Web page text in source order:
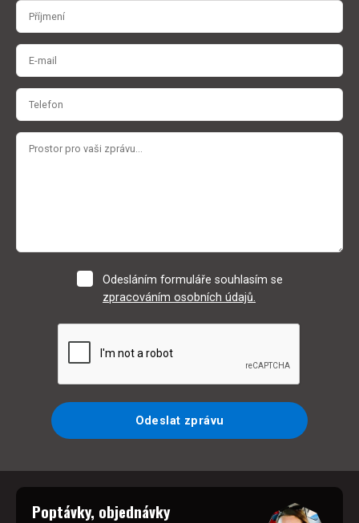
Odesláním formuláře souhlasím se
zpracováním osobních údajů.
Odeslat zprávu
Poptávky, objednávky